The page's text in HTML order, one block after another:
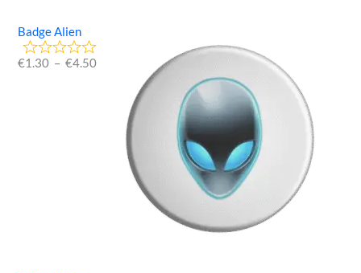
Badge Alien
€1.30 – €4.50